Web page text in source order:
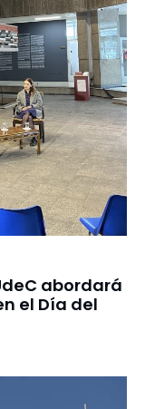
abordará
el Día del